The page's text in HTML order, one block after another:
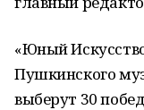
«Юный
Пушкинского
выберут 30